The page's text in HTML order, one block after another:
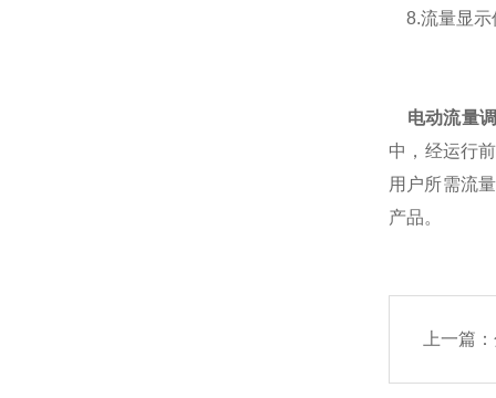
8.流量显示
电动流量
中，经运行
用户所需流
产品。
上一篇：